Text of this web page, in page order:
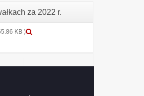
za 2022 r.
KB )
petycji